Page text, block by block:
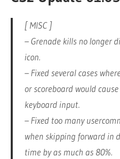
[ MISC ]
– Grenade kills no longer
icon.
– Fixed several cases
or scoreboard would
keyboard input.
– Fixed too many
when skipping forward in
time by as much as 80%.